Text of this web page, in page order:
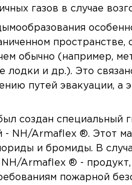
газов в случае
пространстве,
обычно (например,
и др.). Это
путей эвакуации, а
создан специальный
- NH/Armaflex ®. Этот
и бромиды. В
NH/Armaflex ® -
пожарной